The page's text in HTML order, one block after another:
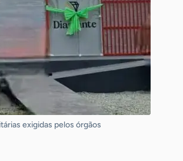
exigidas pelos órgãos